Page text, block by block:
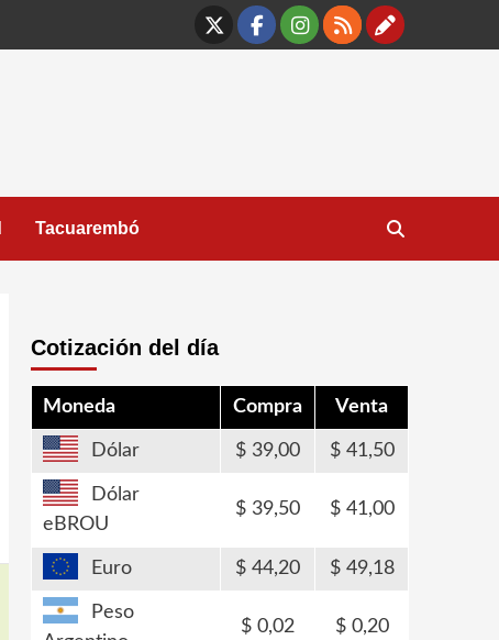
X Facebook
Instagram
RSS
Tacuarembó
Cotización del día
Moneda Compra Venta
Dólar 39,00 41,50
Dólar
eBROU
39,50 41,00
Euro 44,20 49,18
Peso
0,02 0,20